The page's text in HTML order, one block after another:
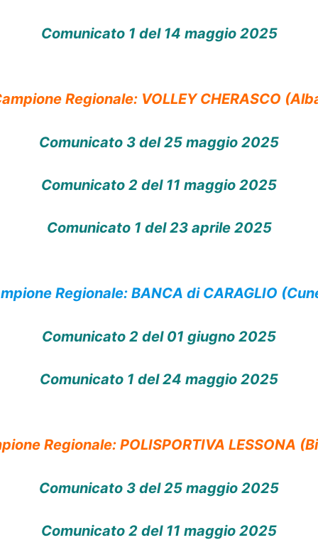
Comunicato 1 del 14 maggio 2025
Regionale: VOLLEY CHERASCO
Comunicato 3 del 25 maggio 2025
Comunicato 2 del 11 maggio 2025
Comunicato 1 del 23 aprile 2025
Regionale: BANCA di CARAGLIO
Comunicato 2 del 01 giugno 2025
Comunicato 1 del 24 maggio 2025
Regionale: POLISPORTIVA LESSONA
Comunicato 3 del 25 maggio 2025
Comunicato 2 del 11 maggio 2025